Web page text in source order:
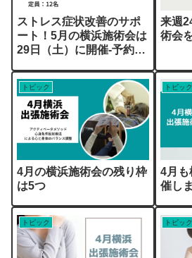
ストレス症状改善のサポ
ート！5月の横浜施術会は
29日（土）に開催-予約受
来週
術会
トピック
4月の横浜施術会の残り枠
は5つ
トピック
4月も
催し
トピック トピック